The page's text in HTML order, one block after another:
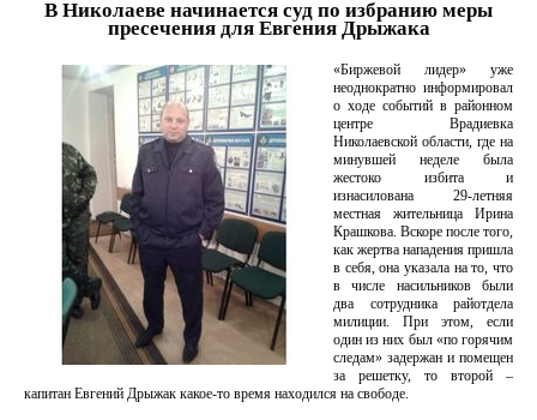
В Николаеве начинается суд по избранию меры
пресечения для Евгения Дрыжака
«Биржевой лидер» уже
неоднократно информировал
о ходе событий в районном
центре Врадиевка
Николаевской области, где на
минувшей неделе была
жестоко избита и
изнасилована 29-летняя
местная жительница Ирина
Крашкова. Вскоре после того,
как жертва нападения пришла
в себя, она указала на то, что
в числе насильников были
два сотрудника райотдела
милиции. При этом, если
один из них был «по горячим
следам» задержан и помещен
за решетку, то второй –
капитан Евгений Дрыжак какое-то время находился на свободе.